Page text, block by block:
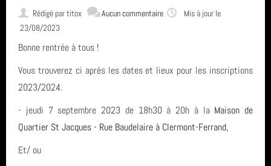
CONTACT & LIENS UTILES
Rédigé partitox Aucun commentaire
Mis à jour le
23/08/2023
Bonne rentrée à tous !
Vous trouverez ci après les dates et lieux pour les inscriptions
2023/2024.
- jeudi 7 septembre 2023 de 18h30 à 20h à la Maison de
Quartier St Jacques - Rue Baudelaire à Clermont-Ferrand,
Et/ ou